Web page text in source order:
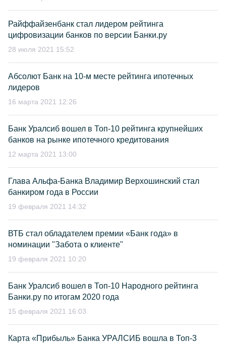
Райффайзенбанк стал лидером рейтинга
цифровизации банков по версии Банки.ру
28 июля 2021 15:52
Абсолют Банк на 10-м месте рейтинга ипотечных
лидеров
16 марта 2021 12:26
Банк Уралсиб вошел в Топ-10 рейтинга крупнейших
банков на рынке ипотечного кредитования
12 марта 2021 13:00
Глава Альфа-Банка Владимир Верхошинский стал
банкиром года в России
19 февраля 2021 14:32
ВТБ стал обладателем премии «Банк года» в
номинации "Забота о клиенте"
19 февраля 2021 10:20
Банк Уралсиб вошел в Топ-10 Народного рейтинга
Банки.ру по итогам 2020 года
15 февраля 2021 16:03
Карта «Прибыль» Банка УРАЛСИБ вошла в Топ-3